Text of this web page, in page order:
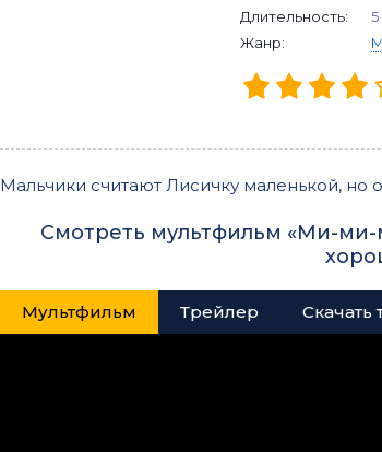
Длительность:
Жанр:
Мальчики считают Лисичку маленькой, но
Смотреть мультфильм «Ми-ми-
Мультфильм Трейлер Скачать